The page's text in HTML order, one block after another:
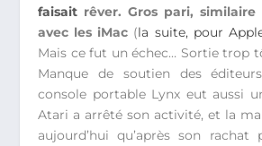
faisait rêver. Gros pari, similaire
avec les iMac (la suite, pour
Mais ce fut un échec… Sortie trop
Manque de soutien des
console portable Lynx eut aussi
Atari a arrêté son activité, et la
aujourd’hui qu’après son rachat